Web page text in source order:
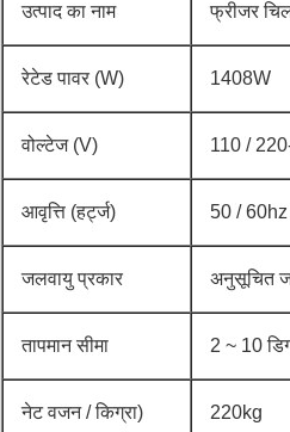
उत्पाद का नाम फ्रीजर
रेटेड पावर (W) 1408W
वोल्टेज (V) 110 /
आवृत्ति (हर्ट्ज) 50 / 60hz
जलवायु प्रकार अनुसूचित
तापमान सीमा 2 ~ 10
नेट वजन / किग्रा) 220kg